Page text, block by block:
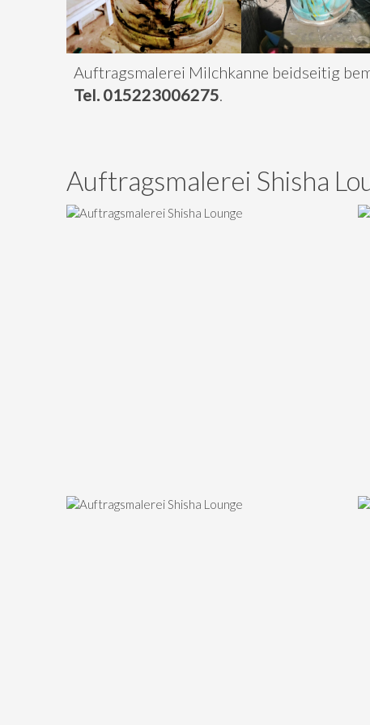
Auftragsmalerei Milchkanne beidseitig
Tel. 015223006275.
Auftragsmalerei Shisha